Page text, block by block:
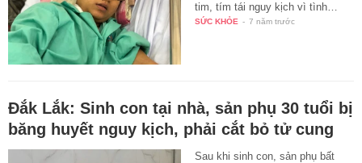
tim, tím tái nguy kịch vì tình…
SỨC KHỎE - 7 năm trước
Đắk Lắk: Sinh con tại nhà, sản phụ 30 tuổi bị
băng huyết nguy kịch, phải cắt bỏ tử cung
Sau khi sinh con, sản phụ bất